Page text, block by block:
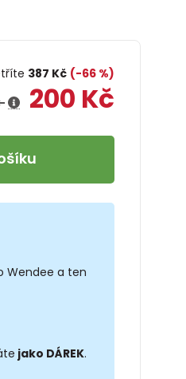
387 Kč (-66 %)
200 Kč
Wendee a ten
jako DÁREK.